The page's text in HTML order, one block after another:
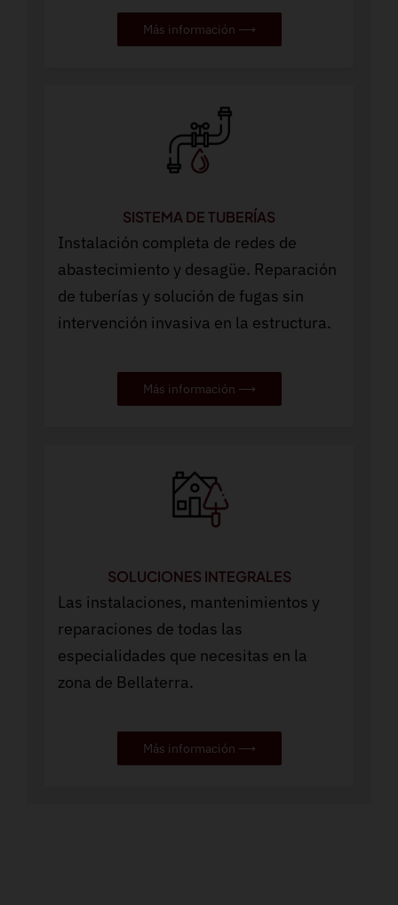
Más información ⟶
SISTEMA DE TUBERÍAS
Instalación completa de redes de
abastecimiento y desagüe. Reparación
de tuberías y solución de fugas sin
intervención invasiva en la estructura.
Más información ⟶
SOLUCIONES INTEGRALES
Las instalaciones, mantenimientos y
reparaciones de todas las
especialidades que necesitas en la
zona de Bellaterra.
Más información ⟶